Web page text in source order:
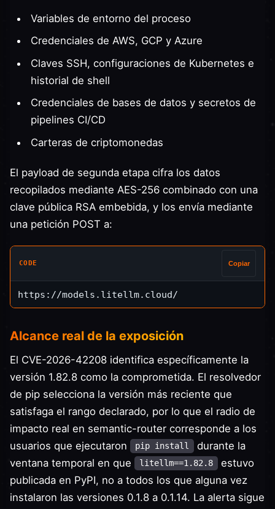
Variables de entorno del proceso
Credenciales de AWS, GCP y Azure
Claves SSH, configuraciones de Kubernetes e
historial de shell
Credenciales de bases de datos y secretos de
pipelines CI/CD
Carteras de criptomonedas
El payload de segunda etapa cifra los datos
recopilados mediante AES-256 combinado con una
clave pública RSA embebida, y los envía mediante
una petición POST a:
CODE Copiar
Alcance real de la exposición
El CVE-2026-42208 identifica específicamente la
versión 1.82.8 como la comprometida. El resolvedor
de pip selecciona la versión más reciente que
satisfaga el rango declarado, por lo que el radio de
impacto real en semantic-router corresponde a los
usuarios que ejecutaron
pip install
durante la
ventana temporal en que
litellm==1.82.8
estuvo
publicada en PyPI, no a todos los que alguna vez
instalaron las versiones 0.1.8 a 0.1.14. La alerta sigue